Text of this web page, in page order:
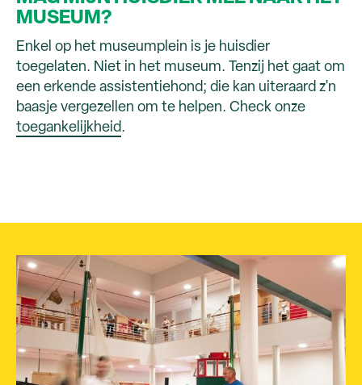
MUSEUM?
Enkel op het museumplein is je huisdier
toegelaten. Niet in het museum. Tenzij het gaat om
een erkende assistentiehond; die kan uiteraard z'n
baasje vergezellen om te helpen. Check onze
toegankelijkheid.